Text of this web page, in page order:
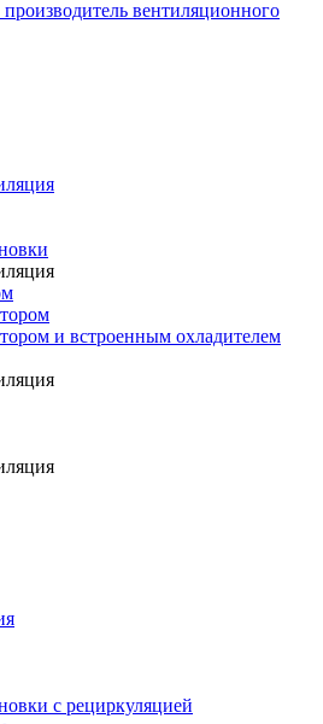
и встроенным охладителем
с рециркуляцией